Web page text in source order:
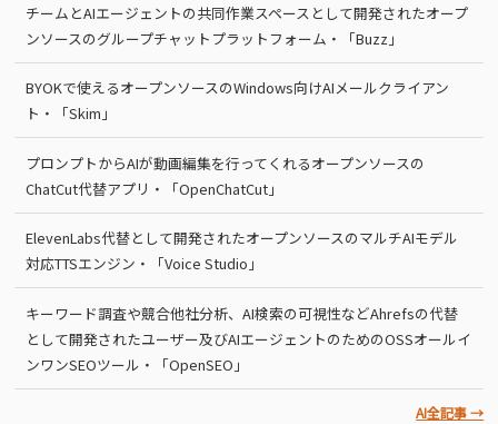
チームとAIエージェントの共同作業スペースとして開発されたオープ
ンソースのグループチャットプラットフォーム・「Buzz」
BYOKで使えるオープンソースのWindows向けAIメールクライアン
ト・「Skim」
プロンプトからAIが動画編集を行ってくれるオープンソースの
ChatCut代替アプリ・「OpenChatCut」
ElevenLabs代替として開発されたオープンソースのマルチAIモデル
対応TTSエンジン・「Voice Studio」
キーワード調査や競合他社分析、AI検索の可視性などAhrefsの代替
として開発されたユーザー及びAIエージェントのためのOSSオールイ
ンワンSEOツール・「OpenSEO」
AI全記事 →